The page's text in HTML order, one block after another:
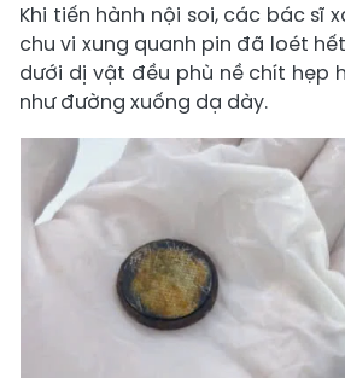
Khi tiến hành nội soi, các bác sĩ
chu vi xung quanh pin đã loét
dưới dị vật đều phù nề chít hẹp
như đường xuống dạ dày.